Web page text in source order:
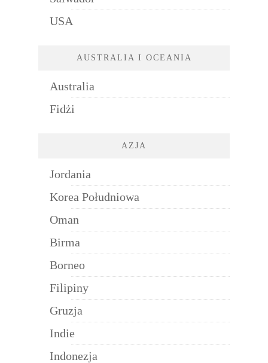
USA
AUSTRALIA I OCEANIA
Australia
Fidżi
AZJA
Jordania
Korea Południowa
Oman
Birma
Borneo
Filipiny
Gruzja
Indie
Indonezja